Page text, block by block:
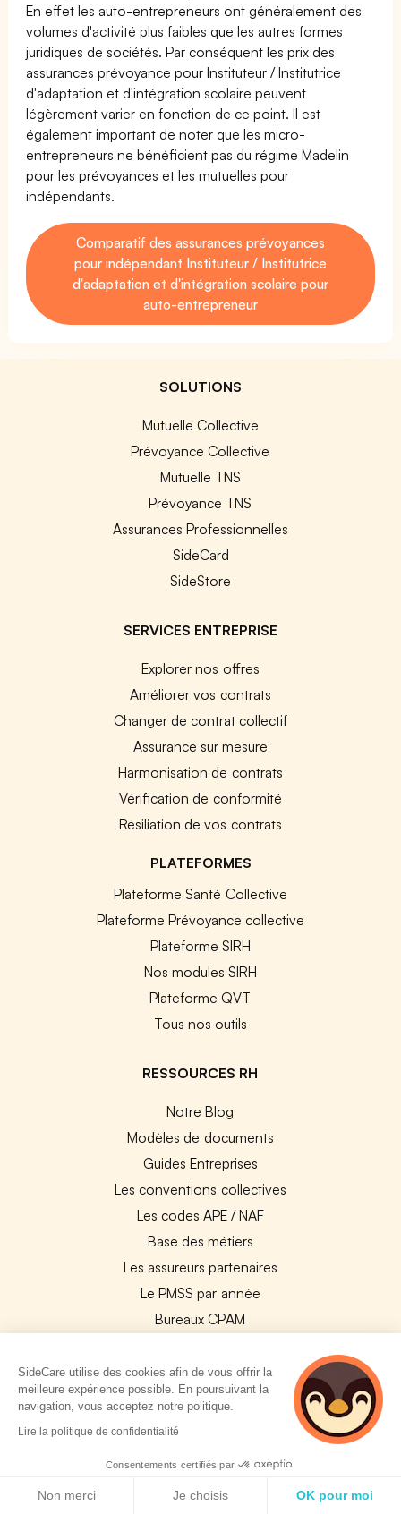
En effet les auto-entrepreneurs ont généralement des
volumes d'activité plus faibles que les autres formes
juridiques de sociétés. Par conséquent les prix des
assurances prévoyance pour Instituteur / Institutrice
d'adaptation et d'intégration scolaire peuvent
légèrement varier en fonction de ce point. Il est
également important de noter que les micro-
entrepreneurs ne bénéficient pas du régime Madelin
pour les prévoyances et les mutuelles pour
indépendants.
Comparatif des assurances prévoyances
pour indépendant Instituteur / Institutrice
d'adaptation et d'intégration scolaire pour
auto-entrepreneur
SOLUTIONS
Mutuelle Collective
Prévoyance Collective
Mutuelle TNS
Prévoyance TNS
Assurances Professionnelles
SideCard
SideStore
SERVICES ENTREPRISE
Explorer nos offres
Améliorer vos contrats
Changer de contrat collectif
Assurance sur mesure
Harmonisation de contrats
Vérification de conformité
Résiliation de vos contrats
PLATEFORMES
Plateforme Santé Collective
Plateforme Prévoyance collective
Plateforme SIRH
Nos modules SIRH
Plateforme QVT
Tous nos outils
RESSOURCES RH
Notre Blog
Modèles de documents
Guides Entreprises
Les conventions collectives
Les codes APE / NAF
Base des métiers
Les assureurs partenaires
Le PMSS par année
Bureaux CPAM
Les OPCO
Tops assurances par secteur
Réseaux de soins
Les garanties des assurances entreprises
SideCare utilise des cookies afin de vous offrir la
meilleure expérience possible. En poursuivant la
navigation, vous acceptez notre politique.
Lire la politique de confidentialité
Consentements certifiés par
Non merci Je choisis OK pour moi
2 personnes
consultent
actuellement cette